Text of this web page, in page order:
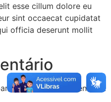
esse cillum dolore eu
sint occaecat cupidatat
officia deserunt mollit
publicar um comentário.